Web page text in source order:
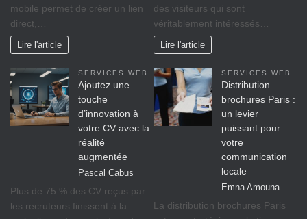
mobile permet de créer un lien
direct,…
Lire l'article
des visiteurs qui sont
véritablement intéressés…
Lire l'article
SERVICES WEB
Ajoutez une
touche
d’innovation à
votre CV avec la
réalité
augmentée
Pascal Cabus
Plus de 75 % des CV reçus par
les recruteurs finissent à la
SERVICES WEB
Distribution
brochures Paris :
un levier
puissant pour
votre
communication
locale
Emna Amouna
La distribution brochures Paris